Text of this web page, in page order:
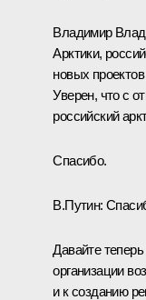
Владимир
Арктики,
новых
Уверен, что с
российский
Спасибо.
В.Путин:
Давайте
организации
и к созданию